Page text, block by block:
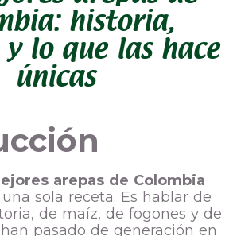
historia,
lo que las hace
únicas
arepas de Colombia
sola receta. Es hablar de
de maíz, de fogones y de
pasado de generación en